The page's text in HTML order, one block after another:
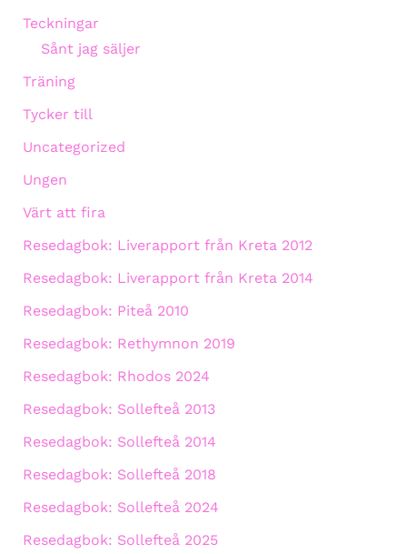
Teckningar
Sånt jag säljer
Träning
Tycker till
Uncategorized
Ungen
Värt att fira
Resedagbok: Liverapport från Kreta 2012
Resedagbok: Liverapport från Kreta 2014
Resedagbok: Piteå 2010
Resedagbok: Rethymnon 2019
Resedagbok: Rhodos 2024
Resedagbok: Sollefteå 2013
Resedagbok: Sollefteå 2014
Resedagbok: Sollefteå 2018
Resedagbok: Sollefteå 2024
Resedagbok: Sollefteå 2025